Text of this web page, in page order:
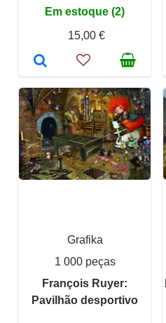
Em estoque (2)
15,00 €
Grafika
1 000 peças
François Ruyer:
Pavilhão desportivo